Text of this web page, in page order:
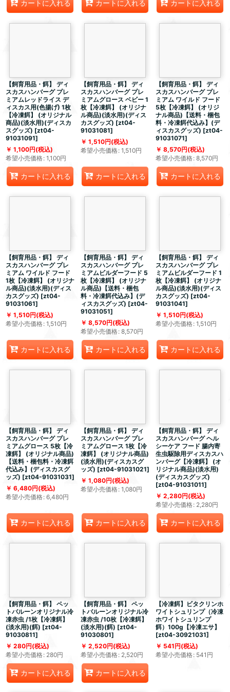
カートに入れる カートに入れる カートに入れる
【飼育用品・餌】 ディ
スカスハンバーグ プレ
ミアムレッドライス デ
ィスカス用(色揚げ) 1枚
【冷凍餌】 (オリジナル
商品)(淡水用)(ディスカ
スグッズ) [zt04-
91031091]
1,100円(税込)
希望小売価格: 1,100円
カートに入れる
【飼育用品・餌】 ディ
スカスハンバーグ プレ
ミアムグロース ベビー 1
枚【冷凍餌】 (オリジナ
ル商品)(淡水用)(ディス
カスグッズ) [zt04-
91031081]
1,510円(税込)
希望小売価格: 1,510円
カートに入れる
【飼育用品・餌】 ディ
スカスハンバーグ プレ
ミアム ワイルド フード
5枚【冷凍餌】 (オリジ
ナル商品)【送料・梱包
料・冷凍餌代込み】(デ
ィスカスグッズ) [zt04-
91031071]
8,570円(税込)
希望小売価格: 8,570円
カートに入れる
【飼育用品・餌】 ディ
スカスハンバーグ プレ
ミアム ワイルド フード
1枚【冷凍餌】 (オリジナ
ル商品)(淡水用)(ディス
カスグッズ) [zt04-
91031061]
1,510円(税込)
希望小売価格: 1,510円
カートに入れる
【飼育用品・餌】 ディ
スカスハンバーグ プレ
ミアムビルダーフード 5
枚【冷凍餌】 (オリジナ
ル商品)【送料・梱包
料・冷凍餌代込み】(デ
ィスカスグッズ) [zt04-
91031051]
8,570円(税込)
希望小売価格: 8,570円
カートに入れる
【飼育用品・餌】 ディ
スカスハンバーグ プレ
ミアムビルダーフード 1
枚【冷凍餌】 (オリジナ
ル商品)(淡水用)(ディス
カスグッズ) [zt04-
91031041]
1,510円(税込)
希望小売価格: 1,510円
カートに入れる
【飼育用品・餌】 ディ
スカスハンバーグ プレ
ミアムグロース 5枚【冷
凍餌】 (オリジナル商品)
【送料・梱包料・冷凍餌
代込み】(ディスカスグ
ッズ) [zt04-91031031]
6,480円(税込)
希望小売価格: 6,480円
カートに入れる
【飼育用品・餌】 ディ
スカスハンバーグ プレ
ミアムグロース 1枚【冷
凍餌】 (オリジナル商品)
(淡水用)(ディスカスグ
ッズ) [zt04-91031021]
1,080円(税込)
希望小売価格: 1,080円
カートに入れる
【飼育用品・餌】 ディ
スカスハンバーグ ヘル
シーケア フード 腸内寄
生虫駆除用ディスカスハ
ンバーグ【冷凍餌】 (オ
リジナル商品)(淡水用)
(ディスカスグッズ)
[zt04-91031011]
2,280円(税込)
希望小売価格: 2,280円
カートに入れる
【飼育用品・餌】 ペッ
トバルーンオリジナル冷
凍赤虫 /1枚【冷凍餌】
(淡水用)(餌) [zt04-
91030811]
280円(税込)
希望小売価格: 280円
カートに入れる
【飼育用品・餌】 ペッ
トバルーンオリジナル冷
凍赤虫 /10枚【冷凍餌】
(淡水用)(餌) [zt04-
91030801]
2,520円(税込)
希望小売価格: 2,520円
カートに入れる
【冷凍餌】ビタクリンホ
ワイトシュリンプ（冷凍
ホワイトシュリンプ
餌）100g【冷凍エサ】
[zt04-30921031]
541円(税込)
希望小売価格: 541 円